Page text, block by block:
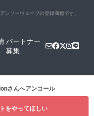
ンソーウェーブの登録商標です。
パートナー
募集
さんへアンコール
をやってほしい